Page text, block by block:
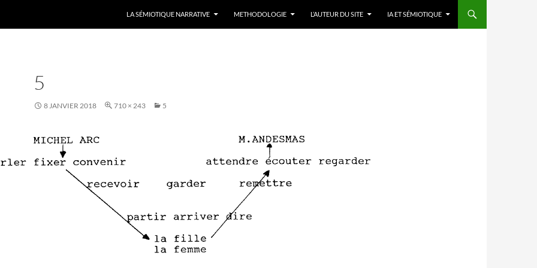
LA SÉMIOTIQUE NARRATIVE METHODOLOGIE L’AUTEUR DU SITE IA ET SÉMIOTIQUE
5
8 JANVIER 2018 710 × 243 5